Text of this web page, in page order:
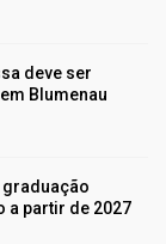
deve ser
Blumenau
graduação
a partir de 2027